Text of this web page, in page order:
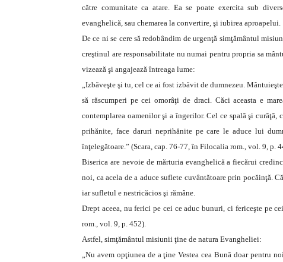
către comunitate ca atare. Ea se poate exercita sub
evanghelică, sau chemarea la convertire, şi iubirea aproapelui.
De ce ni se cere să redobândim de urgenţă simţământul
creştinul are responsabilitate nu numai pentru propria sa
vizează şi angajează întreaga lume:
„Izbăveşte şi tu, cel ce ai fost izbăvit de dumnezeu.
să răscumperi pe cei omorâţi de draci. Căci aceasta e
contemplarea oamenilor şi a îngerilor. Cel ce spală şi
prihănite, face daruri neprihănite pe care le aduce lui
înţelegătoare.” (Scara, cap. 76-77, în Filocalia rom., vol. 9, p.
Biserica are nevoie de mărturia evanghelică a fiecărui
noi, ca acela de a aduce suflete cuvântătoare prin pocăinţă.
iar sufletul e nestricăcios şi rămâne.
Drept aceea, nu ferici pe cei ce aduc bunuri, ci fericeşte pe
rom., vol. 9, p. 452).
Astfel, simţământul misiunii ţine de natura Evangheliei:
„Nu avem opţiunea de a ţine Vestea cea Bună doar pentru